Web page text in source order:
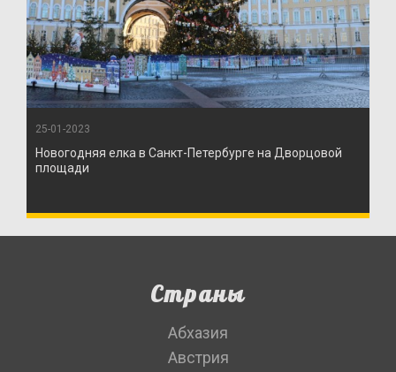
25-01-2023
Новогодняя елка в Санкт-Петербурге на Дворцовой
площади
Страны
Абхазия
Австрия